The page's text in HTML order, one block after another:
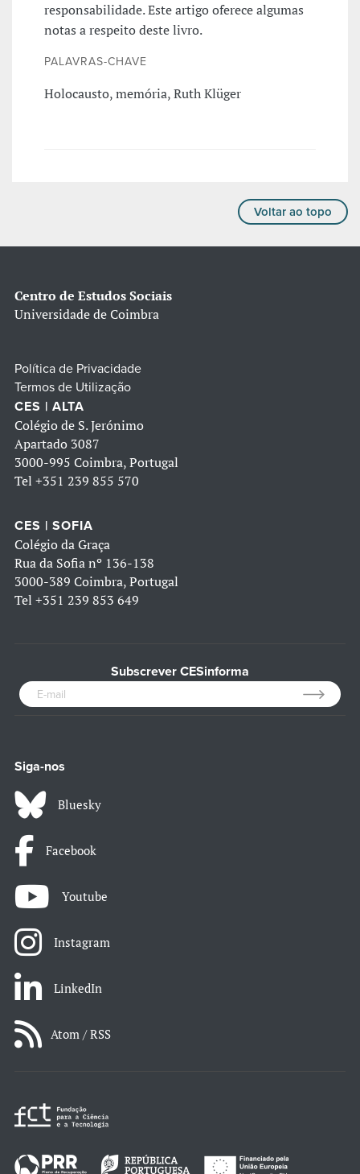
responsabilidade. Este artigo oferece algumas
notas a respeito deste livro.
PALAVRAS-CHAVE
Holocausto, memória, Ruth Klüger
Voltar ao topo
Centro de Estudos Sociais
Universidade de Coimbra
Política de Privacidade
Termos de Utilização
CES | ALTA
Colégio de S. Jerónimo
Apartado 3087
3000-995 Coimbra, Portugal
Tel +351 239 855 570
CES | SOFIA
Colégio da Graça
Rua da Sofia nº 136-138
3000-389 Coimbra, Portugal
Tel +351 239 853 649
Subscrever CESinforma
Siga-nos
Bluesky
Facebook
Youtube
Instagram
LinkedIn
Atom / RSS